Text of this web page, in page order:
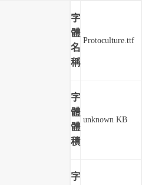
字
體
名
稱
Protoculture.ttf
字
體
體
積
unknown KB
字